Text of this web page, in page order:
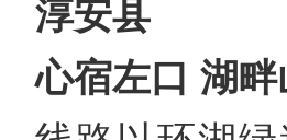
淳安县
心宿左口 湖畔